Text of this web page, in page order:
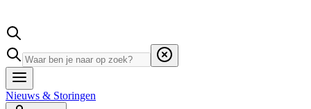
Nieuws & Storingen